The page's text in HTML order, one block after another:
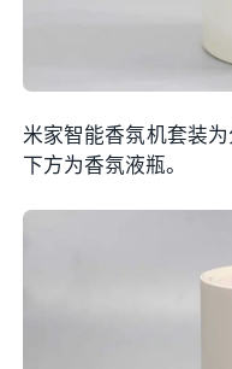
米家智能香氛机套装为
下方为香氛液瓶。